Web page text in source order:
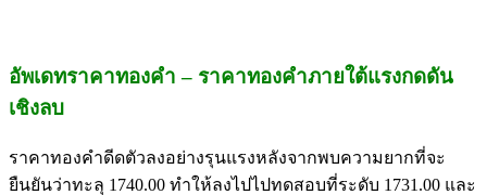
อัพเดทราคาทองคำ – ราคาทองคำภายใต้แรงกดดัน
เชิงลบ
ราคาทองคำดีดตัวลงอย่างรุนแรงหลังจากพบความยากที่จะ
ยืนยันว่าทะลุ 1740.00 ทำให้ลงไปไปทดสอบที่ระดับ 1731.00 และ